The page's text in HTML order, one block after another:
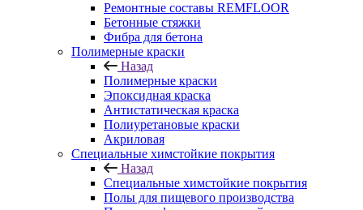
Ремонтные составы REMFLOOR
Бетонные стяжки
Фибра для бетона
Полимерные краски
Назад
Полимерные краски
Эпоксидная краска
Антистатическая краска
Полиуретановые краски
Акриловая
Специальные химстойкие покрытия
Назад
Специальные химстойкие покрытия
Полы для пищевого производства